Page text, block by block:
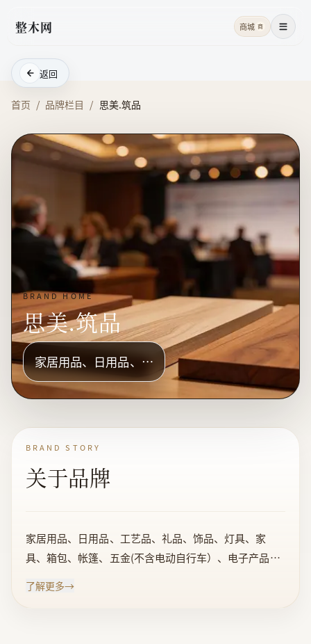
整木网 商城 商 菜单
返回
首页 / 品牌栏目 / 思美.筑品
BRAND HOME
思美.筑品
家居用品、日用品、…
BRAND STORY
关于品牌
家居用品、日用品、工艺品、礼品、饰品、灯具、家
具、箱包、帐篷、五金(不含电动自行车）、电子产品的
了解更多→